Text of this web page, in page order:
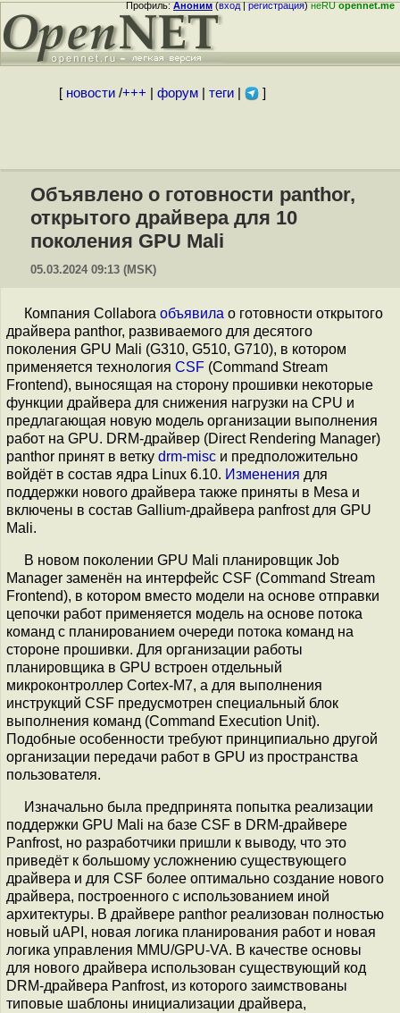
Профиль:Аноним(вход|регистрация)неRUopennet.me
[ новости/+++ форум| теги| ]
Объявлено о готовности panthor,
открытого драйвера для 10
поколения GPU Mali
05.03.2024 09:13 (MSK)
Компания Collabora объявила о готовности открытого
драйвера panthor, развиваемого для десятого
поколения GPU Mali (G310, G510, G710), в котором
применяется технология CSF (Сommand Stream
Frontend), выносящая на сторону прошивки некоторые
функции драйвера для снижения нагрузки на CPU и
предлагающая новую модель организации выполнения
работ на GPU. DRM-драйвер (Direct Rendering Manager)
panthor принят в ветку drm-misc и предположительно
войдёт в состав ядра Linux 6.10. Изменения для
поддержки нового драйвера также приняты в Mesa и
включены в состав Gallium-драйвера panfrost для GPU
Mali.
В новом поколении GPU Mali планировщик Job
Manager заменён на интерфейс CSF (Command Stream
Frontend), в котором вместо модели на основе отправки
цепочки работ применяется модель на основе потока
команд с планированием очереди потока команд на
стороне прошивки. Для организации работы
планировщика в GPU встроен отдельный
микроконтроллер Cortex-M7, а для выполнения
инструкций CSF предусмотрен специальный блок
выполнения команд (Command Execution Unit).
Подобные особенности требуют принципиально другой
организации передачи работ в GPU из пространства
пользователя.
Изначально была предпринята попытка реализации
поддержки GPU Mali на базе CSF в DRM-драйвере
Panfrost, но разработчики пришли к выводу, что это
приведёт к большому усложнению существующего
драйвера и для CSF более оптимально создание нового
драйвера, построенного с использованием иной
архитектуры. В драйвере panthor реализован полностью
новый uAPI, новая логика планирования работ и новая
логика управления MMU/GPU-VA. В качестве основы
для нового драйвера использован существующий код
DRM-драйвера Panfrost, из которого заимствованы
типовые шаблоны инициализации драйвера,